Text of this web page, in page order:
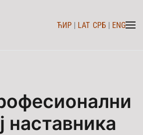
ЋИР | LAT СРБ | ENG
наставника